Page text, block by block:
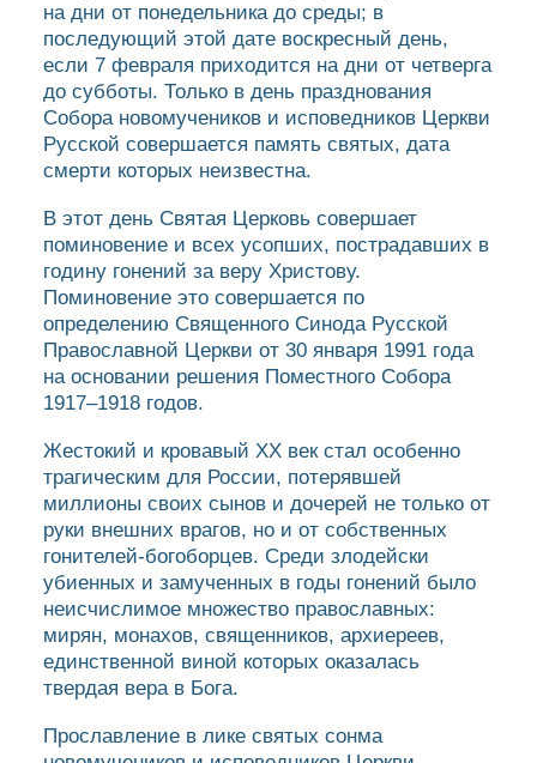
на дни от понедельника до среды; в
последующий этой дате воскресный день,
если 7 февраля приходится на дни от четверга
до субботы. Только в день празднования
Собора новомучеников и исповедников Церкви
Русской совершается память святых, дата
смерти которых неизвестна.
В этот день Святая Церковь совершает
поминовение и всех усопших, пострадавших в
годину гонений за веру Христову.
Поминовение это совершается по
определению Священного Синода Русской
Православной Церкви от 30 января 1991 года
на основании решения Поместного Собора
1917–1918 годов.
Жестокий и кровавый XX век стал особенно
трагическим для России, потерявшей
миллионы своих сынов и дочерей не только от
руки внешних врагов, но и от собственных
гонителей-богоборцев. Среди злодейски
убиенных и замученных в годы гонений было
неисчислимое множество православных:
мирян, монахов, священников, архиереев,
единственной виной которых оказалась
твердая вера в Бога.
Прославление в лике святых сонма